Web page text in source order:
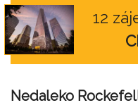
12
Nedaleko